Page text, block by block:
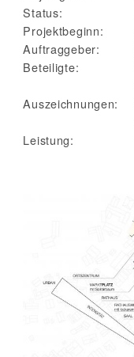
Status:
Projektbeginn:
Auftraggeber:
Beteiligte:
Auszeichnungen:
Leistung: